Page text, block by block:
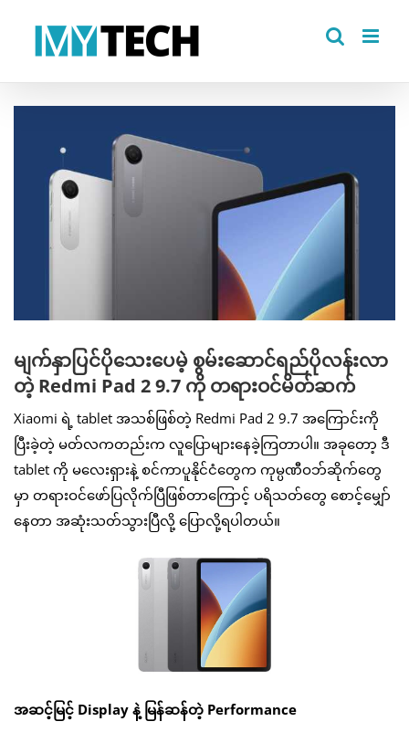
မျက်နှာပြင်ပိုသေးပေမဲ့ စွမ်းဆောင်ရည်ပိုလန်းလာ
တဲ့ Redmi Pad 2 9.7 ကို တရားဝင်မိတ်ဆက်
Xiaomi ရဲ့ tablet အသစ်ဖြစ်တဲ့ Redmi Pad 2 9.7 အကြောင်းကို
ပြီးခဲ့တဲ့ မတ်လကတည်းက လူပြောများနေခဲ့ကြတာပါ။ အခုတော့ ဒီ
tablet ကို မလေးရှားနဲ့ စင်ကာပူနိုင်ငံတွေက ကုမ္ပဏီဝဘ်ဆိုက်တွေ
မှာ တရားဝင်ဖော်ပြလိုက်ပြီဖြစ်တာကြောင့် ပရိသတ်တွေ စောင့်မျှော်
နေတာ အဆုံးသတ်သွားပြီလို့ ပြောလို့ရပါတယ်။
အဆင့်မြင့် Display နဲ့ မြန်ဆန်တဲ့ Performance